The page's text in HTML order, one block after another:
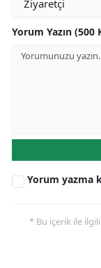
Yorum Yazın (500
Yorum yazma
* Bu içerik ile